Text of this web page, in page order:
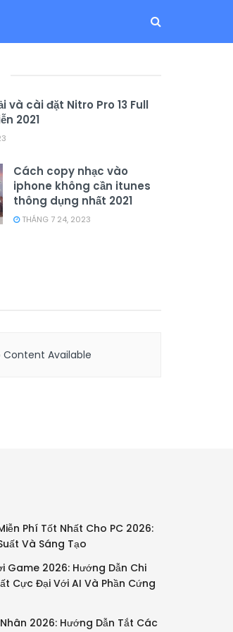
và cài đặt Nitro Pro 13 Full
2021
Cách copy nhạc vào
iphone không cần itunes
thông dụng nhất 2021
THÁNG 7 24, 2023
Content Available
Phí Tốt Nhất Cho PC 2026:
Và Sáng Tạo
Game 2026: Hướng Dẫn Chi
Cực Đại Với AI Và Phần Cứng
2026: Hướng Dẫn Tắt Các